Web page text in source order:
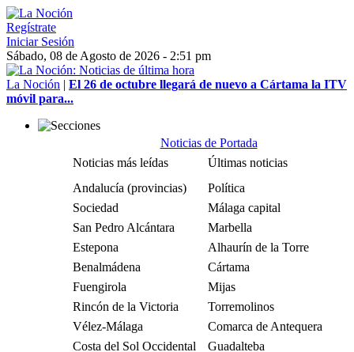
Regístrate
Iniciar Sesión
Sábado, 08 de Agosto de 2026 - 2:51 pm
La Noción | El 26 de octubre llegará de nuevo a Cártama la ITV
móvil para...
Noticias de Portada
Noticias más leídas
Últimas noticias
Andalucía (provincias)
Política
Sociedad
Málaga capital
San Pedro Alcántara
Marbella
Estepona
Alhaurín de la Torre
Benalmádena
Cártama
Fuengirola
Mijas
Rincón de la Victoria
Torremolinos
Vélez-Málaga
Comarca de Antequera
Costa del Sol Occidental
Guadalteba